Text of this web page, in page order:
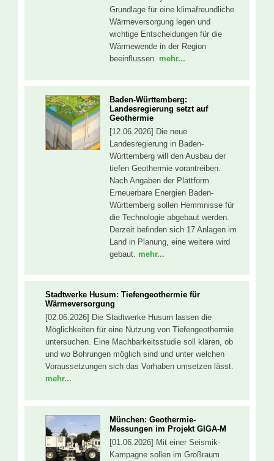
Grundlage für eine klimafreundliche
Wärmeversorgung legen und
wichtige Entscheidungen für die
Wärmewende in der Region
beeinflussen. mehr...
Baden-Württemberg:
Landesregierung setzt auf
Geothermie
[12.06.2026] Die neue
Landesregierung in Baden-
Württemberg will den Ausbau der
tiefen Geothermie vorantreiben.
Nach Angaben der Plattform
Erneuerbare Energien Baden-
Württemberg sollen Hemmnisse für
die Technologie abgebaut werden.
Derzeit befinden sich 17 Anlagen im
Land in Planung, eine weitere wird
gebaut. mehr...
Stadtwerke Husum: Tiefengeothermie für
Wärmeversorgung
[02.06.2026] Die Stadtwerke Husum lassen die
Möglichkeiten für eine Nutzung von Tiefengeothermie
untersuchen. Eine Machbarkeitsstudie soll klären, ob
und wo Bohrungen möglich sind und unter welchen
Voraussetzungen sich das Vorhaben umsetzen lässt.
mehr...
München: Geothermie-
Messungen im Projekt GIGA-M
[01.06.2026] Mit einer Seismik-
Kampagne sollen im Großraum